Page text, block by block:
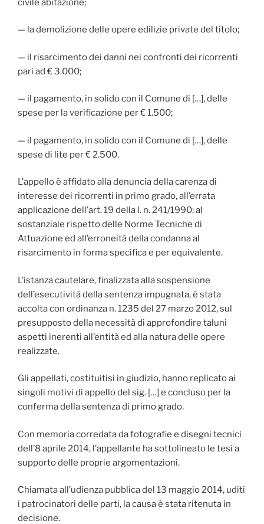
— la demolizione delle opere edilizie private del titolo;
— il risarcimento dei danni nei confronti dei ricorrenti
pari ad € 3.000;
— il pagamento, in solido con il Comune di […], delle
spese per la verificazione per € 1.500;
— il pagamento, in solido con il Comune di […], delle
spese di lite per € 2.500.
L’appello è affidato alla denuncia della carenza di
interesse dei ricorrenti in primo grado, all’errata
applicazione dell’art. 19 della l. n. 241/1990; al
sostanziale rispetto delle Norme Tecniche di
Attuazione ed all’erroneità della condanna al
risarcimento in forma specifica e per equivalente.
L’istanza cautelare, finalizzata alla sospensione
dell’esecutività della sentenza impugnata, è stata
accolta con ordinanza n. 1235 del 27 marzo 2012, sul
presupposto della necessità di approfondire taluni
aspetti inerenti all’entità ed alla natura delle opere
realizzate.
Gli appellati, costituitisi in giudizio, hanno replicato ai
singoli motivi di appello del sig. […] e concluso per la
conferma della sentenza di primo grado.
Con memoria corredata da fotografie e disegni tecnici
dell’8 aprile 2014, l’appellante ha sottolineato le tesi a
supporto delle proprie argomentazioni.
Chiamata all’udienza pubblica del 13 maggio 2014, uditi
i patrocinatori delle parti, la causa è stata ritenuta in
decisione.